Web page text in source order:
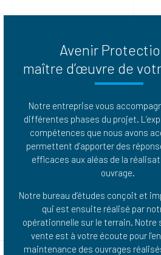
Avenir
maître d’œuvre de
Notre entreprise vous
différentes phases du projet.
compétences que nous avons
permettent d’apporter des
efficaces aux aléas de la
ouvrage.
Notre bureau d’études conçoit et
qui est ensuite réalisé par
opérationnelle sur le terrain. Notre
vente est à votre écoute pour
maintenance des ouvrages